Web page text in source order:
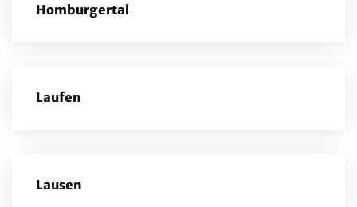
Homburgertal
Laufen
Lausen